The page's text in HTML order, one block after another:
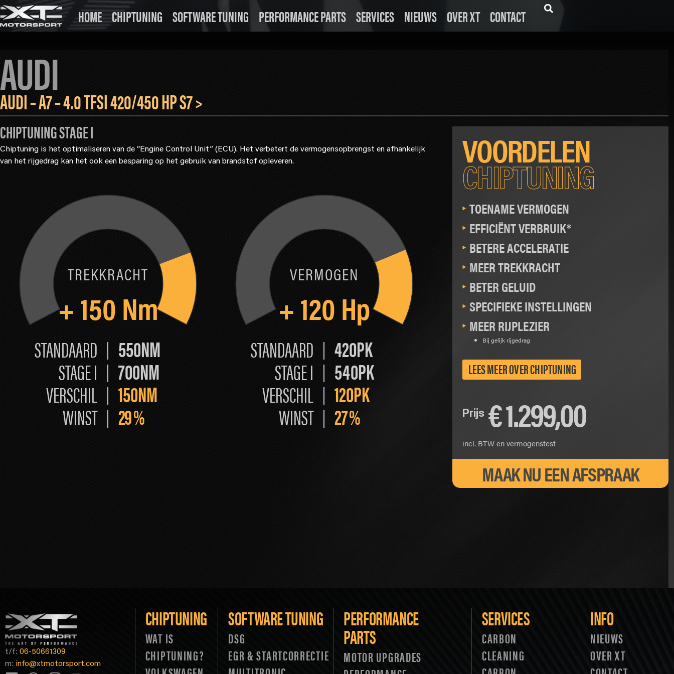
HOME CHIPTUNING SOFTWARE TUNING PERFORMANCE PARTS SERVICES NIEUWS OVER XT CONTACT
AUDI
AUDI – A7 – 4.0 TFSI 420/450 HP S7 >
CHIPTUNING STAGE I
Chiptuning is het optimaliseren van de “Engine Control Unit” (ECU). Het verbetert de vermogensopbrengst en afhankelijk
van het rijgedrag kan het ook een besparing op het gebruik van brandstof opleveren.
TREKKRACHT
+150Nm
STANDAARD 550NM
STAGE I 700NM
VERSCHIL 150NM
WINST 29%
VERMOGEN
+120Hp
STANDAARD 420PK
STAGE I 540PK
VERSCHIL 120PK
WINST 27%
VOORDELEN
CHIPTUNING
TOENAME VERMOGEN
EFFICIËNT VERBRUIK*
BETERE ACCELERATIE
MEER TREKKRACHT
BETER GELUID
SPECIFIEKE INSTELLINGEN
MEER RIJPLEZIER
Bij gelijk rijgedrag
LEES MEER OVER CHIPTUNING
Prijs €1.299,00
incl. BTW en vermogenstest
MAAK NU EEN AFSPRAAK
t/f: 06-50661309
m: info@xtmotorsport.com
CHIPTUNING
WAT IS
CHIPTUNING?
SOFTWARE TUNING
DSG
EGR & STARTCORRECTIE
PERFORMANCE
PARTS
MOTOR UPGRADES
SERVICES
CARBON
CLEANING
INFO
NIEUWS
OVER XT